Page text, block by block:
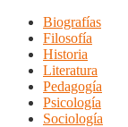
Biografías
Filosofía
Historia
Literatura
Pedagogía
Psicología
Sociología